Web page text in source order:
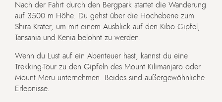
Nach der Fahrt durch den Bergpark startet die Wanderung
auf 3500 m Höhe. Du gehst über die Hochebene zum
Shira Krater, um mit einem Ausblick auf den Kibo Gipfel,
Tansania und Kenia belohnt zu werden.
Wenn du Lust auf ein Abenteuer hast, kannst du eine
Trekking-Tour zu den Gipfeln des Mount Kilimanjaro oder
Mount Meru unternehmen. Beides sind außergewöhnliche
Erlebnisse.